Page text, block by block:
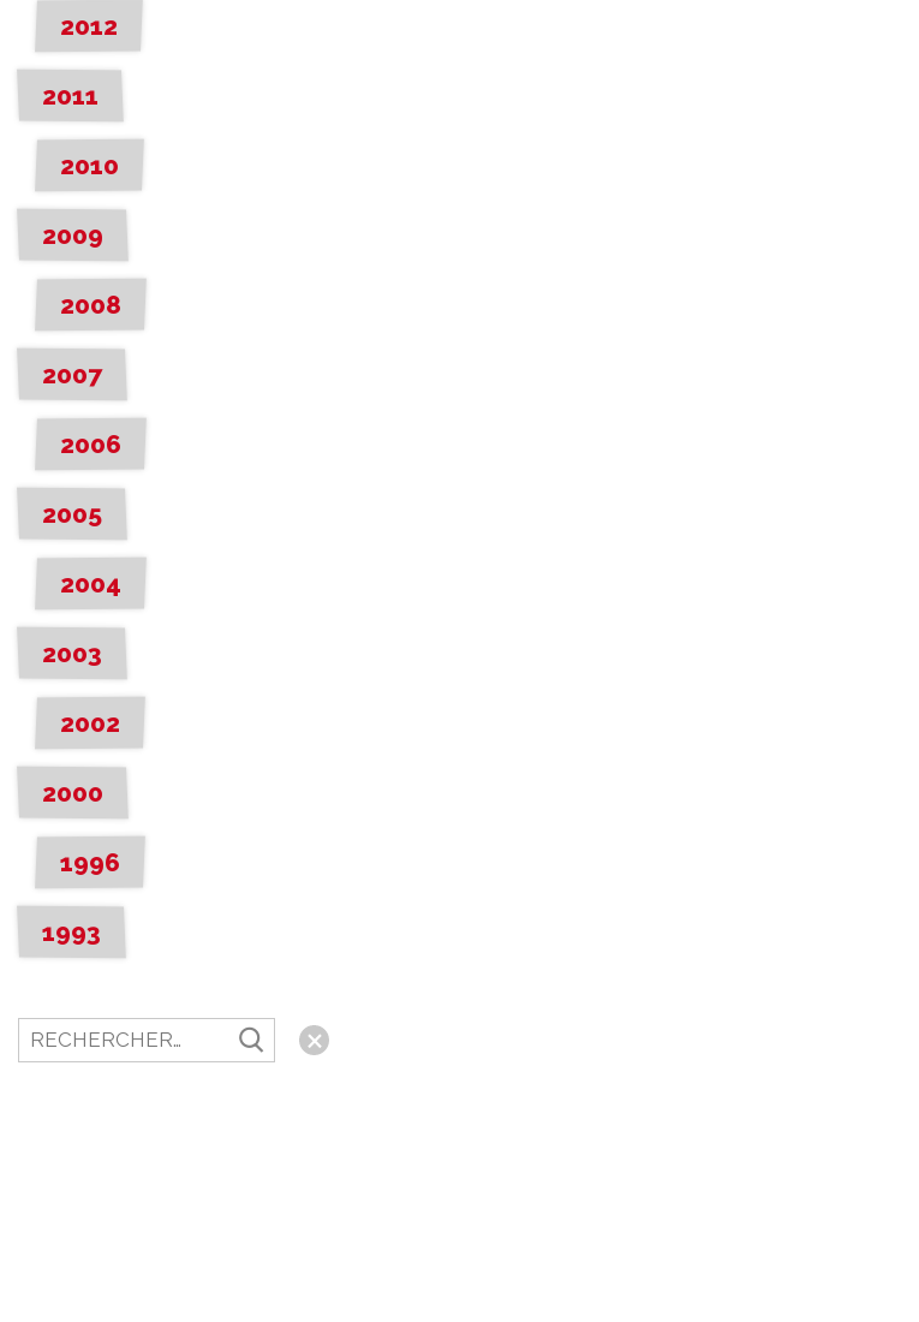
2012
2011
2010
2009
2008
2007
2006
2005
2004
2003
2002
2000
1996
1993
Rechercher
un